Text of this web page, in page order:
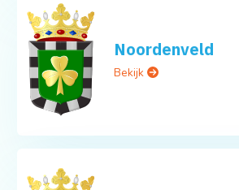
Noordenveld
Bekijk